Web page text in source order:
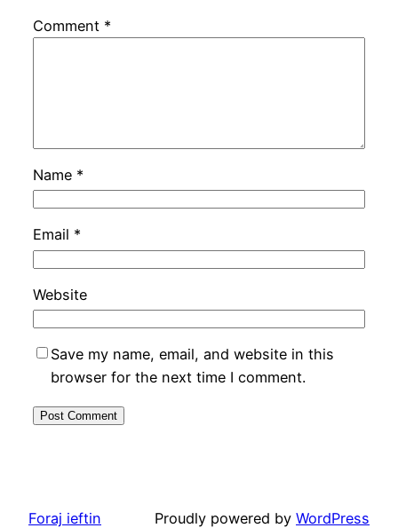
Comment *
Name *
Email *
Website
Save my name, email, and website in this
browser for the next time I comment.
Foraj ieftin Proudly powered by WordPress